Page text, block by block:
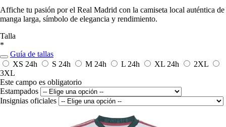
Affiche tu pasión por el Real Madrid con la camiseta local auténtica de
manga larga, símbolo de elegancia y rendimiento.
Talla
*
Guía de tallas
XS 24h S 24h M 24h L 24h XL 24h
2XL
3XL
Este campo es obligatorio
Estampados
Insignias oficiales